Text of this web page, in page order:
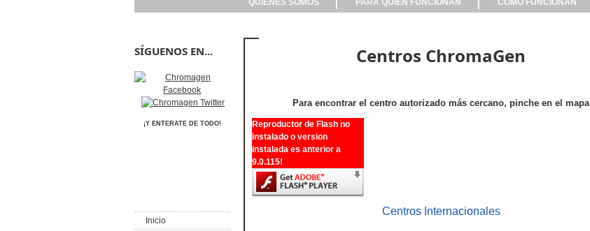
QUIENES SOMOS PARA QUIEN FUNCIONAN COMO FUNCIONAN
Centros ChromaGen
Para encontrar el centro autorizado más cercano, pinche en el mapa
Reproductor de Flash no
instalado o version
instalada es anterior a
9.0.115!
Centros Internacionales
SÍGUENOS EN...
¡Y ENTERATE DE TODO!
Inicio